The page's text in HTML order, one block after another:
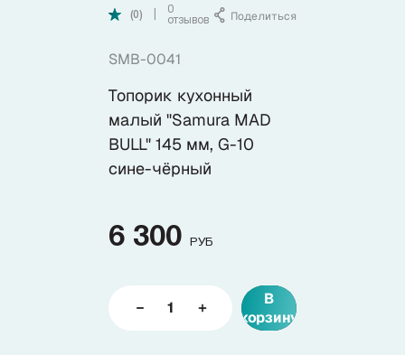
Аксессуары
Спецпредложения и уценка
(0)
0
отзывов
Поделиться
SMB-0041
Топорик кухонный
малый "Samura MAD
BULL" 145 мм, G-10
сине-чёрный
6 300 РУБ
В
корзину